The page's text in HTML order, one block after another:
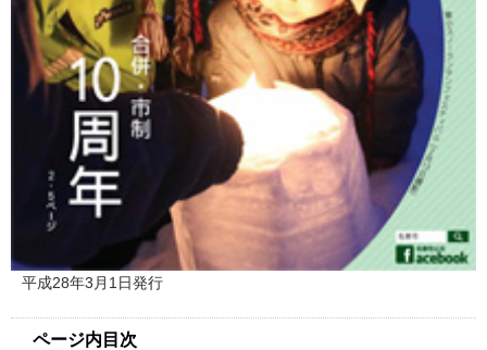
平成28年3月1日発行
ページ内目次